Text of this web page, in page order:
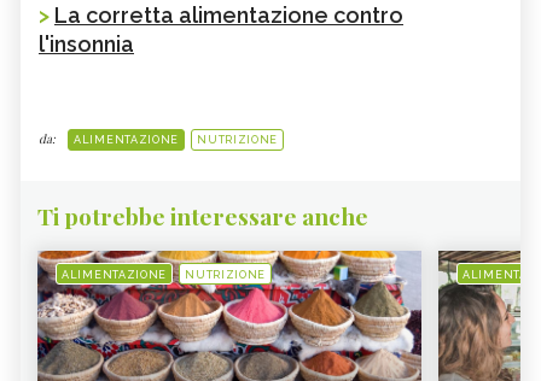
> La corretta alimentazione contro
l'insonnia
da: ALIMENTAZIONE NUTRIZIONE
Ti potrebbe interessare anche
ALIMENTAZIONE NUTRIZIONE